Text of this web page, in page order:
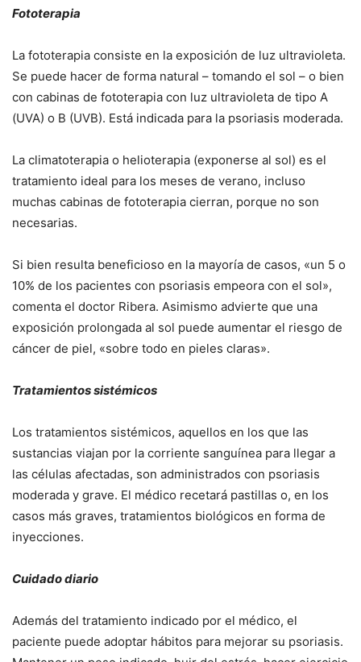
Fototerapia
La fototerapia consiste en la exposición de luz ultravioleta.
Se puede hacer de forma natural – tomando el sol – o bien
con cabinas de fototerapia con luz ultravioleta de tipo A
(UVA) o B (UVB). Está indicada para la psoriasis moderada.
La climatoterapia o helioterapia (exponerse al sol) es el
tratamiento ideal para los meses de verano, incluso
muchas cabinas de fototerapia cierran, porque no son
necesarias.
Si bien resulta beneficioso en la mayoría de casos, «un 5 o
10% de los pacientes con psoriasis empeora con el sol»,
comenta el doctor Ribera. Asimismo advierte que una
exposición prolongada al sol puede aumentar el riesgo de
cáncer de piel, «sobre todo en pieles claras».
Tratamientos sistémicos
Los tratamientos sistémicos, aquellos en los que las
sustancias viajan por la corriente sanguínea para llegar a
las células afectadas, son administrados con psoriasis
moderada y grave. El médico recetará pastillas o, en los
casos más graves, tratamientos biológicos en forma de
inyecciones.
Cuidado diario
Además del tratamiento indicado por el médico, el
paciente puede adoptar hábitos para mejorar su psoriasis.